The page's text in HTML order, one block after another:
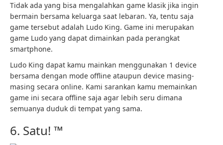
Tidak ada yang bisa mengalahkan game klasik jika ingin
bermain bersama keluarga saat lebaran. Ya, tentu saja
game tersebut adalah Ludo King. Game ini merupakan
game Ludo yang dapat dimainkan pada perangkat
smartphone.
Ludo King dapat kamu mainkan menggunakan 1 device
bersama dengan mode offline ataupun device masing-
masing secara online. Kami sarankan kamu memainkan
game ini secara offline saja agar lebih seru dimana
semuanya duduk di tempat yang sama.
6. Satu! ™